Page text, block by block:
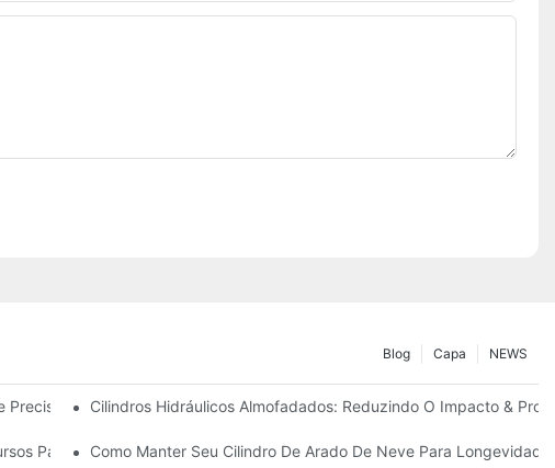
NEWS
Capa
Blog
Cilindros Hidráulicos Almofadados: Reduzindo O Impacto &
Para Condições Duras De Inverno
Como Manter Seu Cilindro De Arado De Neve Para Longevidade